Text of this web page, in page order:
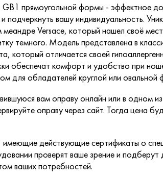
GB1 прямоугольной формы - эффектное
подчеркнуть вашу индивидуальность.
Versace, который нашел своё
темного. Модель представлена в
который отличается своей
обеспечат комфорт и удобство при
для обладателей круглой или овальной
вам оправу онлайн или в одном
оправу через сайт. Тогда цена
действующие сертификаты о
проверят ваше зрение и подберут
ваших потребностей.